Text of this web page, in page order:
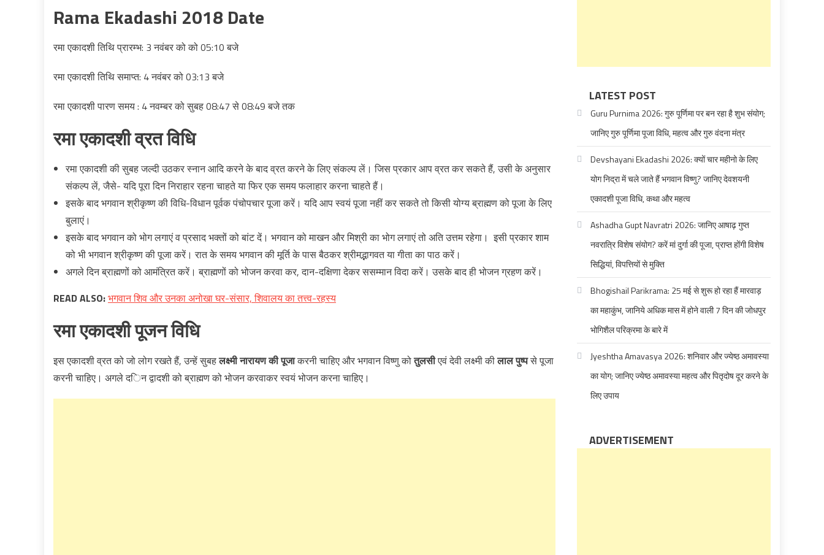
Rama Ekadashi 2018 Date
रमा एकादशी तिथि प्रारम्भ: 3 नवंबर को को 05:10 बजे
रमा एकादशी तिथि समाप्त: 4 नवंबर को 03:13 बजे
रमा एकादशी पारण समय : 4 नवम्बर को सुबह 08:47 से 08:49 बजे तक
रमा एकादशी व्रत विधि
रमा एकादशी की सुबह जल्दी उठकर स्नान आदि करने के बाद व्रत करने के लिए संकल्प लें। जिस प्रकार आप व्रत कर सकते हैं, उसी के अनुसार
संकल्प लें, जैसे- यदि पूरा दिन निराहार रहना चाहते या फिर एक समय फलाहार करना चाहते हैं।
इसके बाद भगवान श्रीकृष्ण की विधि-विधान पूर्वक पंचोपचार पूजा करें। यदि आप स्वयं पूजा नहीं कर सकते तो किसी योग्य ब्राह्मण को पूजा के लिए
बुलाएं।
इसके बाद भगवान को भोग लगाएं व प्रसाद भक्तों को बांट दें। भगवान को माखन और मिश्री का भोग लगाएं तो अति उत्तम रहेगा। इसी प्रकार शाम
को भी भगवान श्रीकृष्ण की पूजा करें। रात के समय भगवान की मूर्ति के पास बैठकर श्रीमद्भागवत या गीता का पाठ करें।
अगले दिन ब्राह्मणों को आमंत्रित करें। ब्राह्मणों को भोजन करवा कर, दान-दक्षिणा देकर ससम्मान विदा करें। उसके बाद ही भोजन ग्रहण करें।
READ ALSO:भगवान शिव और उनका अनोखा घर-संसार, शिवालय का तत्त्व-रहस्य
रमा एकादशीपूजन विधि
इस एकादशी व्रत को जो लोग रखते हैं, उन्हें सुबहलक्ष्मी नारायण की पूजाकरनी चाह‌िए और भगवान व‌िष्‍णु कोतुलसीएवं देवी लक्ष्मी कीलाल पुष्पसे पूजा
करनी चाह‌िए। अगले द‌‌िन द्वादशी को ब्राह्मण को भोजन करवाकर स्वयं भोजन करना चाह‌िए।
LATEST POST
Guru Purnima 2026: गुरु पूर्णिमा पर बन रहा है शुभ संयोग;
जानिए गुरु पूर्णिमा पूजा विधि, महत्व और गुरु वंदना मंत्र
Devshayani Ekadashi 2026: क्यों चार महीनो के लिए
योग निद्रा में चले जाते हैं भगवान विष्णु? जानिए देवशयनी
एकादशी पूजा विधि, कथा और महत्व
Ashadha Gupt Navratri 2026: जानिए आषाढ़ गुप्त
नवरात्रि विशेष संयोग? करें मां दुर्गा की पूजा, प्राप्त होंगी विशेष
सिद्धियां, विपत्तियों से मुक्ति
Bhogishail Parikrama: 25 मई से शुरू हो रहा हैं मारवाड़
का महाकुंभ, जानिये अधिक मास में होने वाली 7 दिन की जोधपुर
भोगिशैल परिक्रमा के बारे में
Jyeshtha Amavasya 2026: शनिवार और ज्येष्ठ अमावस्या
का योग; जानिए ज्येष्ठ अमावस्या महत्व और पितृदोष दूर करने के
लिए उपाय
ADVERTISEMENT